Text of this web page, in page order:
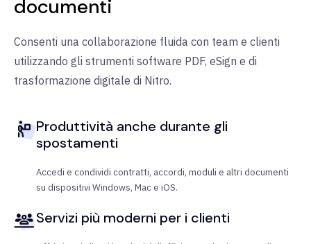
documenti
Consenti una collaborazione fluida con team e clienti
utilizzando gli strumenti software PDF, eSign e di
trasformazione digitale di Nitro.
Produttività anche durante gli
spostamenti
Accedi e condividi contratti, accordi, moduli e altri documenti
su dispositivi Windows, Mac e iOS.
Servizi più moderni per i clienti